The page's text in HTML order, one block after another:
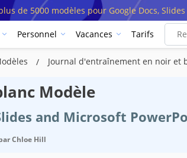
de 5000 modèles pour Google Docs, Slides
Personnel Vacances Tarifs
Journal d'entraînement en noir et
Modèle
and Microsoft
Chloe Hill